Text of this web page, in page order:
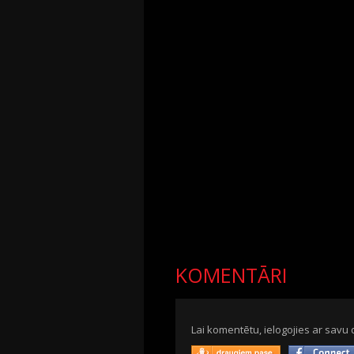
KOMENTĀRI
Lai komentētu, ielogojies ar savu